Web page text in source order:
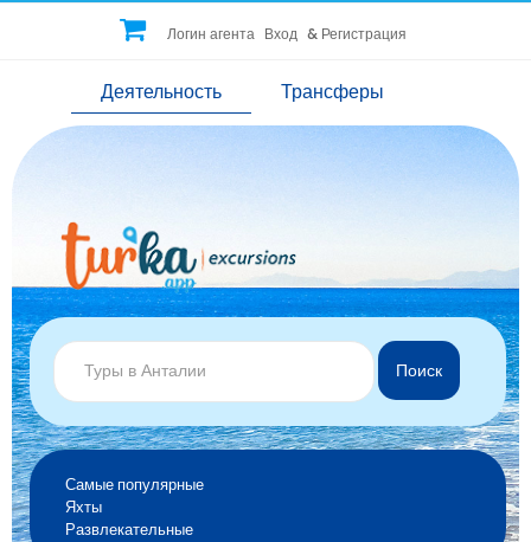
Логин агента Вход & Регистрация
Деятельность Трансферы
Поиск
Самые популярные
Яхты
Развлекательные